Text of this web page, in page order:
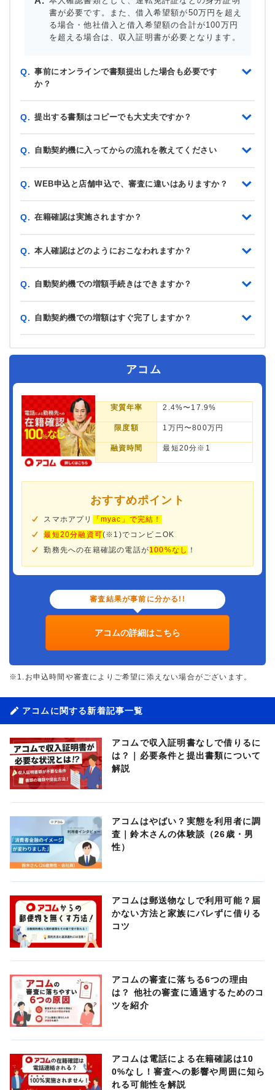
書が必要です。また、借入希望額が50万円を超え
る場合・他社借入と借入希望額の合計が100万円
を超える場合は、収入証明書が必要となります。
Q. 事前にオンラインで書類提出した場合も必要です
か？
Q. 提出する書類はコピーでも大丈夫ですか？
Q. 自動契約機に入ってからの流れを教えてください
Q. WEB申込と店舗申込で、審査に違いはありますか？
Q. 在籍確認は実施されますか？
Q. 本人確認はどのようにおこなわれますか？
Q. 自動契約機での増額手続きはできますか？
Q. 自動契約機での増額はすぐ完了しますか？
アコム
実質年率 2.4%〜17.9%
限度額 1万円〜800万円
融資時間 最短20分※1
おすすめポイント
スマホアプリ
「myac」で完結！
最短20分融資可(※1)でコンビニOK
勤務先への在籍確認の電話が100%なし ！
審査結果が事前に分かる!!
アコムの詳細はこちら
※1.お申込時間や審査によりご希望に添えない場合がございます。
アコムに関する新着記事一覧
アコムで収入証明書なしで借りるに
は？｜必要条件と提出書類について
解説
アコムはやばい？実態を利用者に調
査｜鈴木さんの体験談（26歳・男
性）
アコムは郵送物なしで利用可能？届
かない方法と家族にバレずに借りる
コツ
アコムの審査に落ちる6つの理由
は？ 他社の審査に通過するためのコ
ツを紹介
アコムは電話による在籍確認は10
0%なし！審査への影響や周囲に知ら
れる可能性を解説